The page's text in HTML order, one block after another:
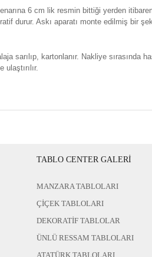
6 cm lik resmin bittiği yerden
durur. Askı aparatı monte edilmiş bir
sarılıp, kartonlanır. Nakliye sırasında
TABLO CENTER GALERİ
MANZARA TABLOLARI
ÇİÇEK TABLOLARI
DEKORATİF TABLOLAR
ÜNLÜ RESSAM TABLOLARI
ATATÜRK TABLOLARI